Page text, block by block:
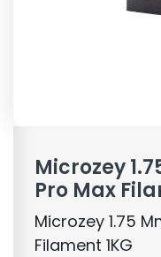
Microzey
Pro Max
Microzey 1.75
Filament 1KG